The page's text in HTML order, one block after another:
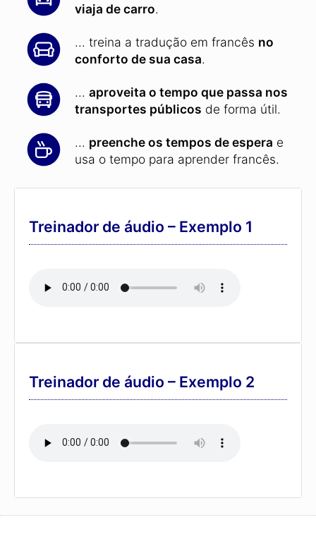
viaja de carro.
... treina a tradução em francês no
conforto de sua casa.
... aproveita o tempo que passa nos
transportes públicos de forma útil.
... preenche os tempos de espera e
usa o tempo para aprender francês.
Treinador de áudio – Exemplo 1
Treinador de áudio – Exemplo 2